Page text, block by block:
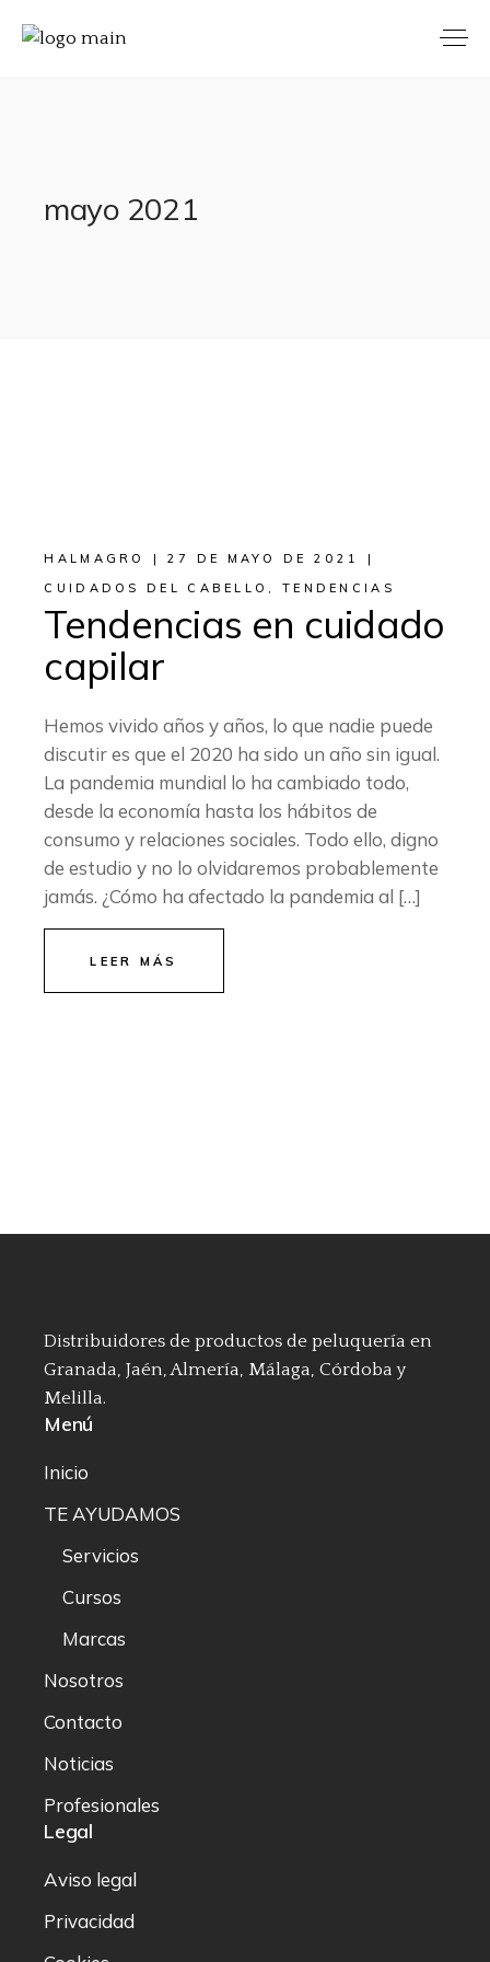
mayo 2021
HALMAGRO
27 DE MAYO DE 2021
CUIDADOS DEL CABELLO , TENDENCIAS
Tendencias en cuidado
capilar
Hemos vivido años y años, lo que nadie puede
discutir es que el 2020 ha sido un año sin igual.
La pandemia mundial lo ha cambiado todo,
desde la economía hasta los hábitos de
consumo y relaciones sociales. Todo ello, digno
de estudio y no lo olvidaremos probablemente
jamás. ¿Cómo ha afectado la pandemia al […]
LEER MÁS
Distribuidores de productos de peluquería en
Granada, Jaén, Almería, Málaga, Córdoba y
Melilla.
Menú
Inicio
TE AYUDAMOS
Servicios
Cursos
Marcas
Nosotros
Contacto
Noticias
Profesionales
Legal
Aviso legal
Privacidad